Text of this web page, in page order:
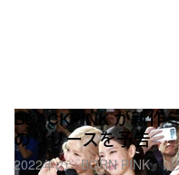
BLACKPINK が新作
のリリースを予告
2022年の『BORN PINK』